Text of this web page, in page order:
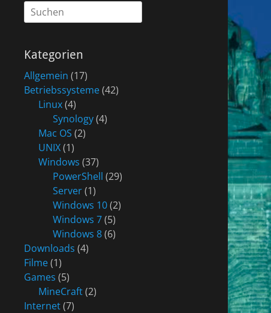
Suchen
nach:
Kategorien
Allgemein (17)
Betriebssysteme(42)
Linux(4)
Synology(4)
Mac OS (2)
UNIX(1)
Windows (37)
PowerShell (29)
Server(1)
Windows 10(2)
Windows 7(5)
Windows 8(6)
Downloads (4)
Filme(1)
Games (5)
MineCraft(2)
Internet(7)